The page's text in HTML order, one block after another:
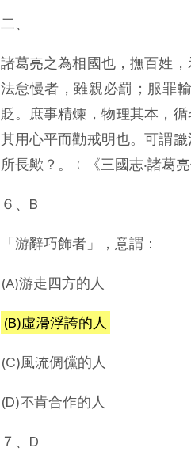
二、
諸葛亮之為相國也，撫百姓
法怠慢者，雖親必罰；服罪
貶。庶事精煉，物理其本，
其用心平而勸戒明也。可謂
所長歟？。﹙《三國志‧諸葛亮
６、B
「游辭巧飾者」，意謂：
(A)游走四方的人
(B)虛滑浮誇的人
(C)風流倜儻的人
(D)不肯合作的人
７、D